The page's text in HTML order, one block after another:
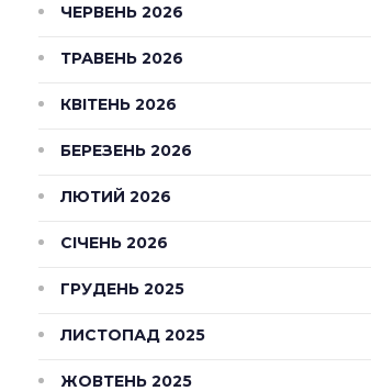
ЧЕРВЕНЬ 2026
ТРАВЕНЬ 2026
КВІТЕНЬ 2026
БЕРЕЗЕНЬ 2026
ЛЮТИЙ 2026
СІЧЕНЬ 2026
ГРУДЕНЬ 2025
ЛИСТОПАД 2025
ЖОВТЕНЬ 2025